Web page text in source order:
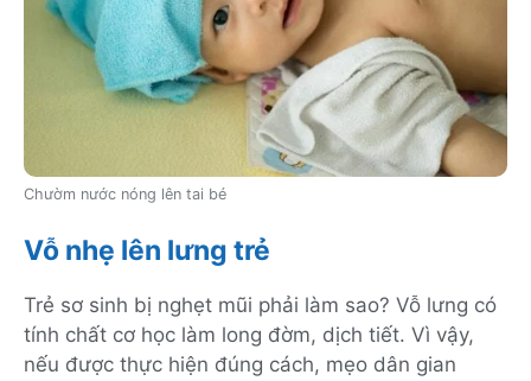
Chườm nước nóng lên tai bé
Vỗ nhẹ lên lưng trẻ
Trẻ sơ sinh bị nghẹt mũi phải làm sao? Vỗ lưng có
tính chất cơ học làm long đờm, dịch tiết. Vì vậy,
nếu được thực hiện đúng cách, mẹo dân gian